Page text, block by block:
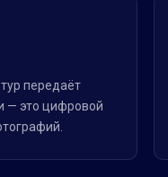
передаёт
— это цифровой